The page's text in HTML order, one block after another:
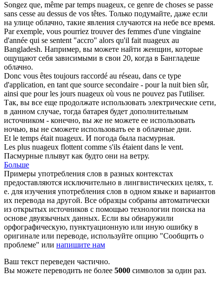
Songez que, même par temps nuageux, ce genre de choses se passe
sans cesse au dessus de vos têtes. Только подумайте, даже если
на улице облачно, такие явления случаются на небе все время.
Par exemple, vous pourriez trouver des femmes d'une vingtaine
d'année qui se sentent "accro" alors qu'il fait nuageux au
Bangladesh. Например, вы можете найти женщин, которые
ощущают себя зависимыми в свои 20, когда в Бангладеше
облачно.
Donc vous êtes toujours raccordé au réseau, dans ce type
d'application, en tant que source secondaire - pour la nuit bien sûr,
ainsi que pour les jours nuageux où vous ne pouvez pas l'utiliser.
Так, вы все еще продолжате использовать электрические сети,
в данном случае, тогда батарея будет дополнительным
источником - конечно, вы же не можете ее использовать
ночью, вы не сможете использовать ее в облачные дни.
Et le temps était nuageux. И погода была пасмурная.
Les plus nuageux flottent comme s'ils étaient dans le vent.
Пасмурные плывут как будто они на ветру.
Больше
Примеры употребления слов в разных контекстах
предоставляются исключительно в лингвистических целях, т.
е. для изучения употребления слов в одном языке и вариантов
их перевода на другой. Все образцы собраны автоматически
из открытых источников с помощью технологии поиска на
основе двуязычных данных. Если вы обнаружили
орфографическую, пунктуационную или иную ошибку в
оригинале или переводе, используйте опцию "Сообщить о
проблеме" или напишите нам
Ваш текст переведен частично.
Вы можете переводить не более 5000 символов за один раз.